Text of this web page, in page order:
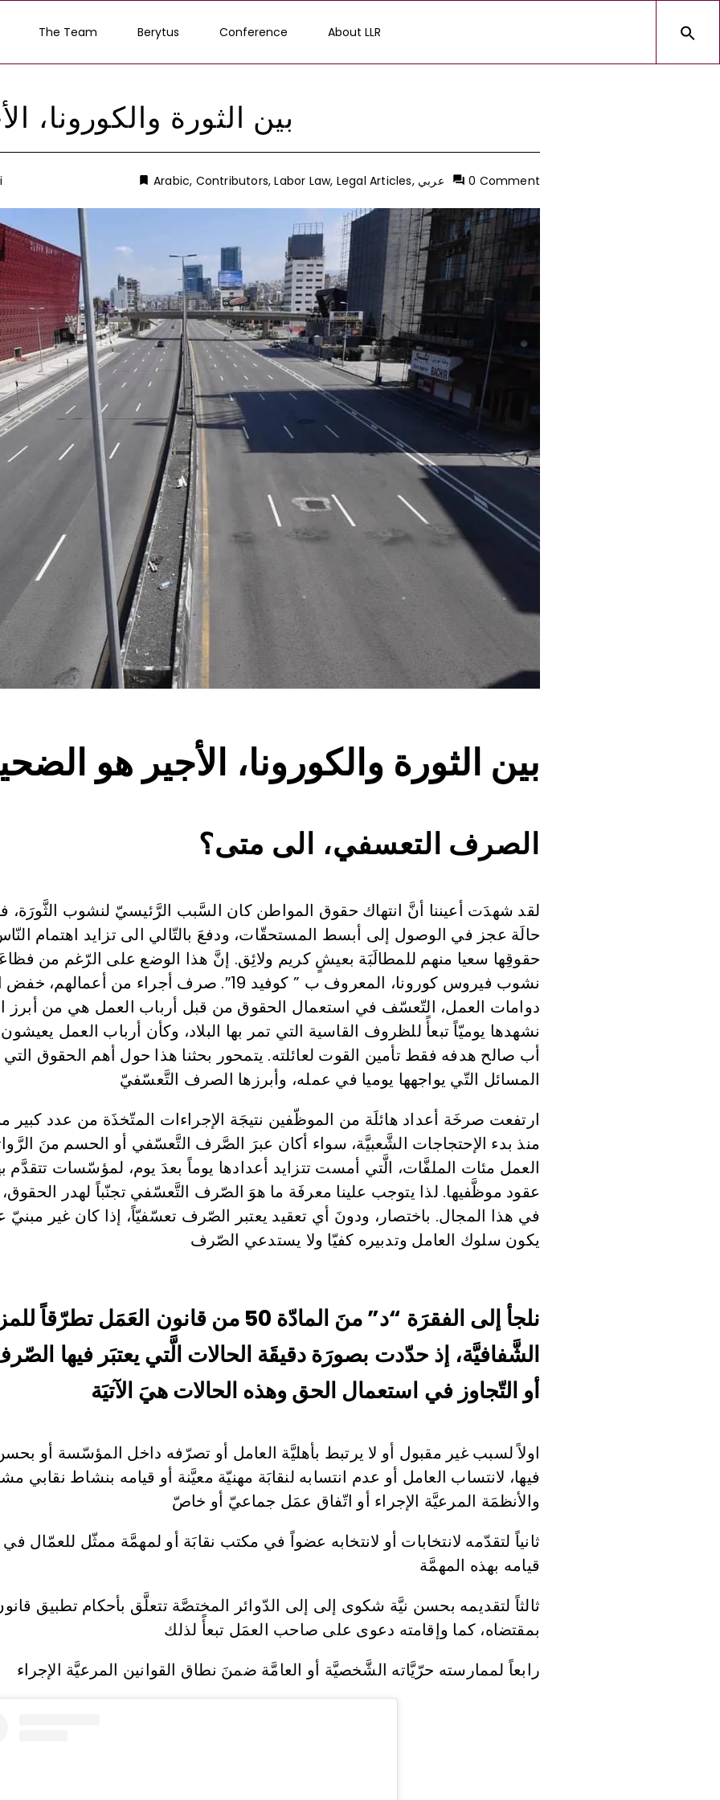
The Team Berytus Conference About LLR
بين الثورة والكورونا،
Arabic, Contributors,Labor Law, Legal Articles, عربي 0 Comment
بين الثورة والكورونا، الأجير هو
الصرف التعسفي، الى متى؟
لقد شهدَت أعيننا أنَّ انتهاك حقوق المواطن كان السَّبب الرَّئيسيّ لنشوب الثَّورَة،
حالَة عجز في الوصول إلى أبسط المستحقّات، ودفعَ بالتّالي الى تزايد اهتمام
حقوقِها سعيا منهم للمطالَبَة بعيشٍ كريم ولائِق. إنَّ هذا الوضع على الرّغم من
نشوب فيروس كورونا، المعروف ب ” كوفيد 19″. صرف أجراء
دوامات العمل، التّعسّف في استعمال الحقوق من قبل أرباب العمل هي من أبرز
نشهدها يوميّاً تبعأً للظروف القاسية التي تمر بها البلاد، وكأن أرباب العمل
أب صالح هدفه فقط تأمين القوت لعائلته. يتمحور بحثنا هذا حول أهم الحقوق
المسائل التّي يواجهها يوميا في عمله، وأبرزها الصرف التَّعسّفيّ
ارتفعت صرخَة أعداد هائلَة من الموظّفين نتيجَة الإجراءات المتّخذَة من عدد
منذ بدء الإحتجاجات الشَّعبيَّة، سواء أكان عبرَ الصَّرف التَّعسّفي أو الحسم منَ
العمل مئات الملفَّات، الَّتي أمست تتزايد أعدادها يوماً بعدَ يوم، لمؤسّسات تتقدَّم
عقود موظَّفيها. لذا يتوجب علينا معرفَة ما هوَ الصّرف التَّعسّفي تجنّباً لهدر
في هذا المجال. باختصار، ودونَ أي تعقيد يعتبر الصّرف تعسّفيّاً، إذا كان غير
يكون سلوك العامل وتدبيره كفيّا ولا يستدعي الصّرف
نلجأ إلى الفقرَة “د” منَ المادّة 50 من قانون
الشَّفافيَّة، إذ حدّدت بصورَة دقيقَة الحالات الَّتي يعتبَر فيها
أو التّجاوز في استعمال الحق وهذه الحالات هيَ الآتيَة
اولاً لسبب غير مقبول أو لا يرتبط بأهليَّة العامل أو تصرّفه داخل المؤسّسة أو
فيها، لانتساب العامل أو عدم انتسابه لنقابَة مهنيّة معيَّنة أو قيامه بنشاط نقابي
والأنظمَة المرعيَّة الإجراء أو اتّفاق عمَل جماعيّ أو خاصّ
ثانياً لتقدّمه لانتخابات أو لانتخابه عضواً في مكتب نقابَة أو لمهمَّة ممثّل
قيامه بهذه المهمَّة
ثالثاً لتقديمه بحسن نيَّة شكوى إلى إلى الدّوائر المختصَّة تتعلَّق بأحكام تطبيق
بمقتضاه، كما وإقامته دعوى على صاحب العمَل تبعأً لذلك
رابعاً لممارسته حرّيَّاته الشَّخصيَّة أو العامَّة ضمنَ نطاق القوانين المرعيَّة الإجراء